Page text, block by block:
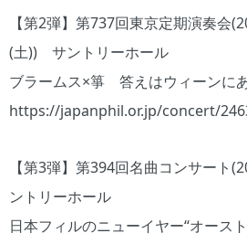
【第2弾】第737回東京定期演奏会
(土)) サントリーホール
ブラームス×箏 答えはウィーンに
https://japanphil.or.jp/concert/
【第3弾】第394回名曲コンサー
ントリーホール
日本フィルのニューイヤー‘‘オース